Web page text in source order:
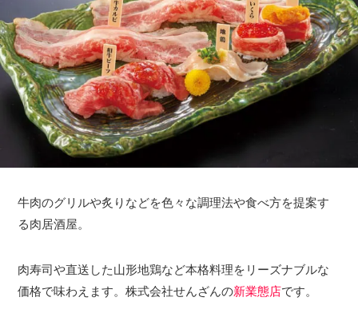
牛肉のグリルや炙りなどを色々な調理法や食べ方を提案す
る肉居酒屋。
肉寿司や直送した山形地鶏など本格料理をリーズナブルな
価格で味わえます。株式会社せんざんの新業態店です。